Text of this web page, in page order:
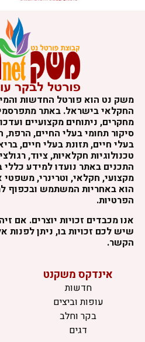
נט הוא פורטל החדשות
בישראל. באתר מתפרסמים
ניתוחים מקצועיים
תחומי בעלי החיים, הרפת,
חיים, תזונת בעלי חיים,
חקלאיות, ציוד,
באתר נועדו למידע כללי
חקלאי, וטרינרי, משפטי
באחריות המשתמש ובכפוף
מכבדים זכויות יוצרים. אם
לכם זכויות בו, ניתן לפנות
אינדקס משקנט
חדשות
עופות וביצים
בקר וחלב
דגים